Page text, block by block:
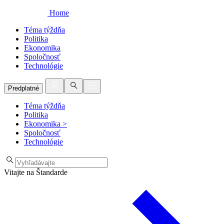
Home
Téma týždňa
Politika
Ekonomika
Spoločnosť
Technológie
Predplatné
Téma týždňa
Politika
Ekonomika >
Spoločnosť
Technológie
Vitajte na Štandarde